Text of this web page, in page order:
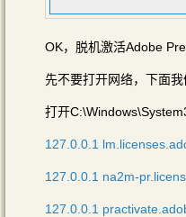
OK，脱机激活Adobe
先不要打开网络，下面我
打开
127.0.0.1
127.0.0.1 na2m-
127.0.0.1